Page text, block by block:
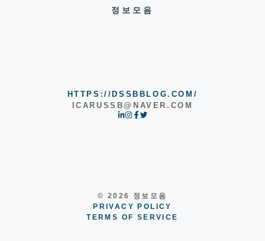
정보모음
HTTPS://DSSBBLOG.COM/
ICARUSSB@NAVER.COM
© 2026 정보모음
PRIVACY POLICY
TERMS OF SERVICE